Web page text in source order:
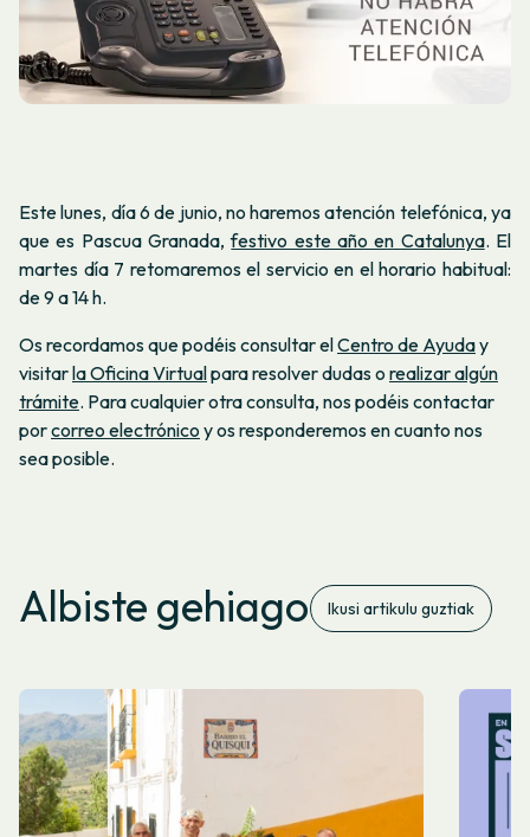
Este lunes, día 6 de junio, no haremos atención telefónica, ya
que es Pascua Granada,festivo este año en Catalunya. El
martes día 7 retomaremos el servicio en el horario habitual:
de 9 a 14 h.
Os recordamos que podéis consultar elCentro de Ayuday
visitarla Oficina Virtualpara resolver dudas o realizar algún
trámite. Para cualquier otra consulta, nos podéis contactar
porcorreo electrónico y os responderemos en cuanto nos
sea posible.
Albiste gehiago Ikusi artikulu guztiak